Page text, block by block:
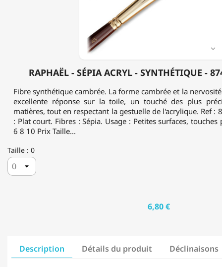
RAPHAËL - SÉPIA ACRYL - SYNTHÉTIQUE -

Fibre synthétique cambrée. La forme cambrée et la
excellente réponse sur la toile, un touché des plus
matières, tout en respectant la gestuelle de l'acrylique. Ref :
: Plat court. Fibres : Sépia. Usage : Petites surfaces,
6 8 10 Prix Taille...
Taille : 0
6,80 €
Description Détails du produit Déclinaisons